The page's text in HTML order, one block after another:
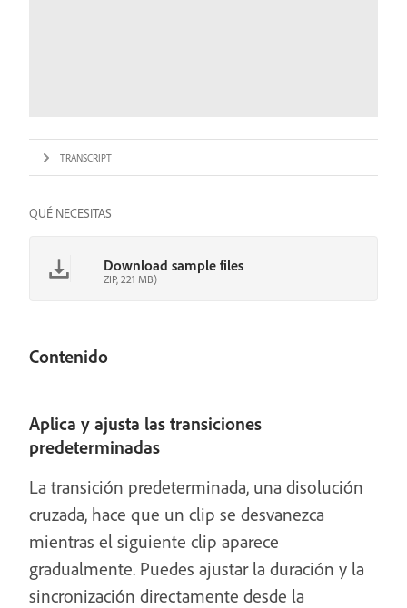
TRANSCRIPT
QUÉ NECESITAS
Download sample files
ZIP, 221 MB)
Contenido
Aplica y ajusta las transiciones
predeterminadas
La transición predeterminada, una disolución
cruzada, hace que un clip se desvanezca
mientras el siguiente clip aparece
gradualmente. Puedes ajustar la duración y la
sincronización directamente desde la